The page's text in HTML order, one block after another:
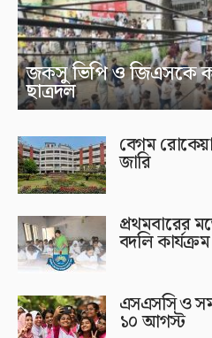
জকসু ভিপি ও জিএসকে
ছাত্রদল
বেগম রোকেয়া
জারি
প্রথমবারের
বদলি
এসএসসি ও
১০ আগস্ট